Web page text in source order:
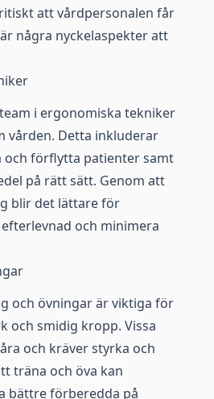
att vårdpersonalen får
några nyckelaspekter att
i ergonomiska tekniker
Detta inkluderar
förflytta patienter samt
på rätt sätt. Genom att
blir det lättare för
och minimera
och övningar är viktiga för
och smidig kropp. Vissa
och kräver styrka och
träna och öva kan
bättre förberedda på